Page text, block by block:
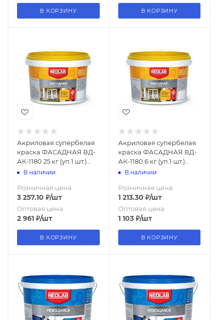
В КОРЗИНУ В КОРЗИНУ
Акриловая супербелая
краска ФАСАДНАЯ ВД-
АК-1180 25 кг (уп.1 шт.)
NEOLAB
В наличии
Розничная цена
3 257.10 ₽/шт
Оптовая цена
2 961 ₽/шт
В КОРЗИНУ
Акриловая супербелая
краска ФАСАДНАЯ ВД-
АК-1180 6 кг (уп.1 шт.)
NEOLAB
В наличии
Розничная цена
1 213.30 ₽/шт
Оптовая цена
1 103₽/шт
В КОРЗИНУ